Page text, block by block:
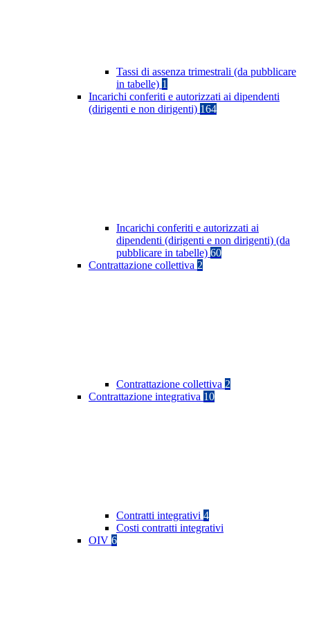
Tassi di assenza trimestrali (da pubblicare
in tabelle) 1
Incarichi conferiti e autorizzati ai dipendenti
(dirigenti e non dirigenti) 164
Incarichi conferiti e autorizzati ai
dipendenti (dirigenti e non dirigenti) (da
pubblicare in tabelle) 60
Contrattazione collettiva 2
Contrattazione collettiva 2
Contrattazione integrativa 10
Contratti integrativi 4
Costi contratti integrativi
OIV 6